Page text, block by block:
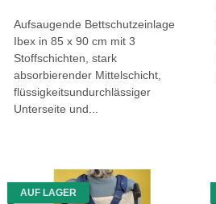
Aufsaugende Bettschutzeinlage
Ibex in 85 x 90 cm mit 3
Stoffschichten, stark
absorbierender Mittelschicht,
flüssigkeitsundurchlässiger
Unterseite und...
AUF LAGER